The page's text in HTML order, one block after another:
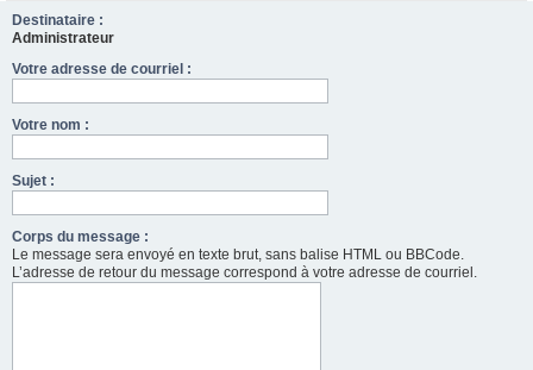
Destinataire :
Administrateur
Votre adresse de courriel :
Votre nom :
Sujet :
Corps du message :
Le message sera envoyé en texte brut, sans balise HTML ou BBCode.
L’adresse de retour du message correspond à votre adresse de courriel.